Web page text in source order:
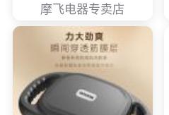
摩飞电器专卖店